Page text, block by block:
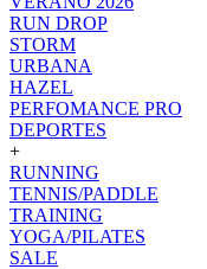
RUN DROP
STORM
URBANA
HAZEL
PERFOMANCE PRO
DEPORTES
+
RUNNING
TENNIS/PADDLE
TRAINING
YOGA/PILATES
SALE